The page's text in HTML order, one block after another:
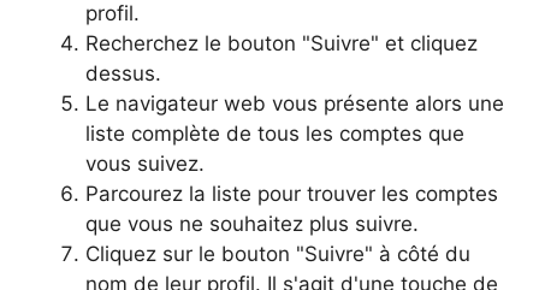
profil.
Recherchez le bouton "Suivre" et cliquez
dessus.
Le navigateur web vous présente alors une
liste complète de tous les comptes que
vous suivez.
Parcourez la liste pour trouver les comptes
que vous ne souhaitez plus suivre.
Cliquez sur le bouton "Suivre" à côté du
nom de leur profil. Il s'agit d'une touche de